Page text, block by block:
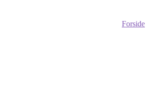
Forside